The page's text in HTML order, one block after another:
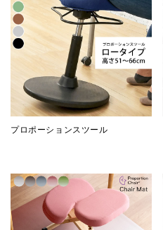
プロポーションスツール